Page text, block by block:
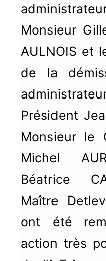
Monsieur
AULNOIS et
de la
Président
Monsieur le
Michel
Béatrice
Maître
ont été
action très